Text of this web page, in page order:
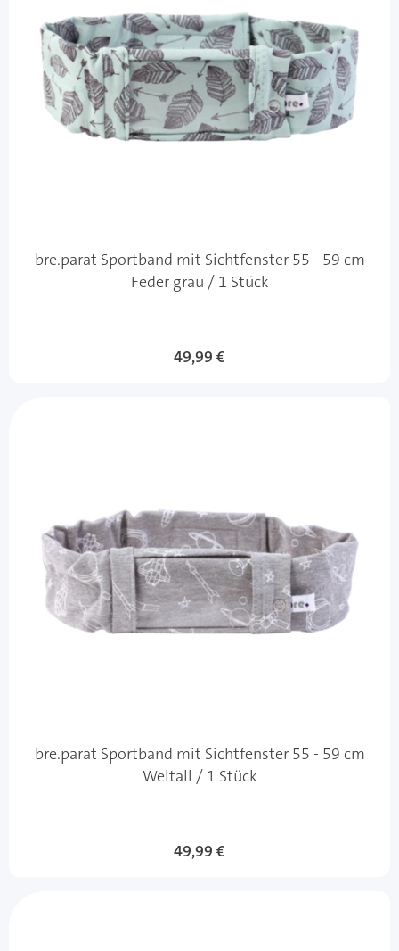
bre.parat Sportband mit Sichtfenster 55 - 59 cm
Feder grau / 1 Stück
49,99 €
bre.parat Sportband mit Sichtfenster 55 - 59 cm
Weltall / 1 Stück
49,99 €